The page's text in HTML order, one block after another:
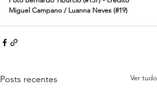
Miguel Campano / Luanna Neves (#19)
Posts recentes Ver tudo